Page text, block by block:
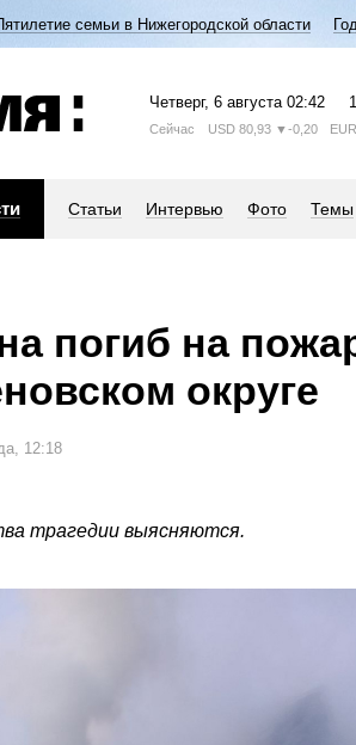
семьи в Нижегородской области
Четверг, 6 августа 02:42
Сейчас USD 80,93 ▼-0,20 EUR
Статьи Интервью Фото Темы
погиб на
округе
12:18
трагедии выясняются.